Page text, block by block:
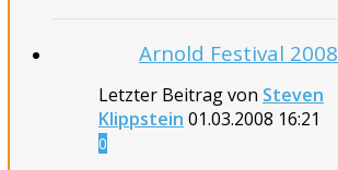
Arnold Festival 2008
Letzter Beitrag von Steven
Klippstein 01.03.2008 16:21
0